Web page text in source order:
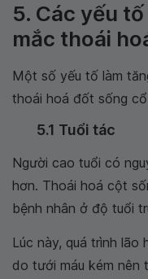
5. Các yếu
mắc thoái
Một số yếu tố làm
thoái hoá đốt sống
5.1 Tuổi tác
Người cao tuổi có
hơn. Thoái hoá cột
bệnh nhân ở độ tuổi
Lúc này, quá trình
do tưới máu kém nên